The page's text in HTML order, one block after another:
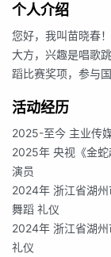
个人介绍
您好，我叫苗晓春
大方，兴趣是唱歌
蹈比赛奖项，参与
活动经历
2025-至今 主业传
2025年 央视《金蛇
演员
2024年 浙江省湖
舞蹈 礼仪
2024年 浙江省湖州
礼仪